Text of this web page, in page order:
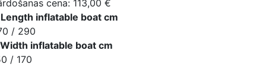
cena: 113,00 €
inflatable boat cm
/ 290
inflatable boat cm
/ 170